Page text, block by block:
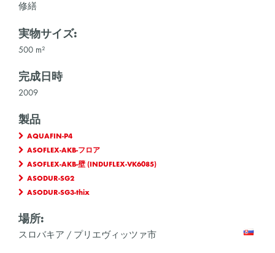
修繕
実物サイズ:
500 m²
完成日時
2009
製品
AQUAFIN-P4
ASOFLEX-AKB-フロア
ASOFLEX-AKB-壁 (INDUFLEX-VK6085)
ASODUR-SG2
ASODUR-SG3-thix
場所:
スロバキア / プリエヴィッツァ市